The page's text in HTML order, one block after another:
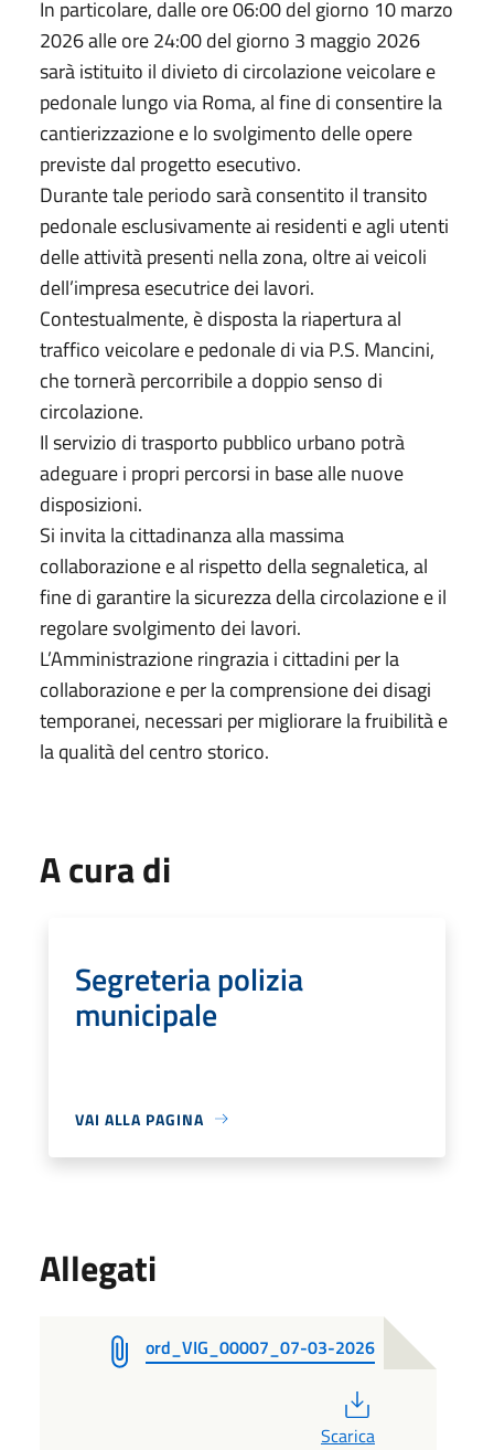
In particolare, dalle ore 06:00 del giorno 10 marzo
2026 alle ore 24:00 del giorno 3 maggio 2026
sarà istituito il divieto di circolazione veicolare e
pedonale lungo via Roma, al fine di consentire la
cantierizzazione e lo svolgimento delle opere
previste dal progetto esecutivo.
Durante tale periodo sarà consentito il transito
pedonale esclusivamente ai residenti e agli utenti
delle attività presenti nella zona, oltre ai veicoli
dell’impresa esecutrice dei lavori.
Contestualmente, è disposta la riapertura al
traffico veicolare e pedonale di via P.S. Mancini,
che tornerà percorribile a doppio senso di
circolazione.
Il servizio di trasporto pubblico urbano potrà
adeguare i propri percorsi in base alle nuove
disposizioni.
Si invita la cittadinanza alla massima
collaborazione e al rispetto della segnaletica, al
fine di garantire la sicurezza della circolazione e il
regolare svolgimento dei lavori.
L’Amministrazione ringrazia i cittadini per la
collaborazione e per la comprensione dei disagi
temporanei, necessari per migliorare la fruibilità e
la qualità del centro storico.
A cura di
Segreteria polizia
municipale
VAI ALLA PAGINA
Allegati
ord_VIG_00007_07-03-2026
Scarica